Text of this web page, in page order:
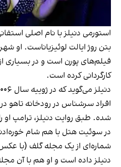
بتن روژ ایالت لوئیزیاناست. او
فیلم‌های پورن است و در بسیاری
کارگردانی کرده است.
افراد سرشناس در رودخانه تاهو در
شده. طبق روایت دنیلز، ترامپ او
در سوئیت هتل با هم شام
شماره‌ای از یک مجله گلف (با
دنیلز داده است و او هم با آن